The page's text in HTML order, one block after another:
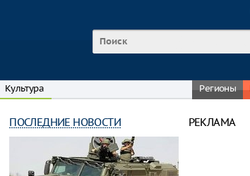
Культура Регионы
ПОСЛЕДНИЕ НОВОСТИ РЕКЛАМА